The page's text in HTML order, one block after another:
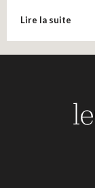
Lire la suite